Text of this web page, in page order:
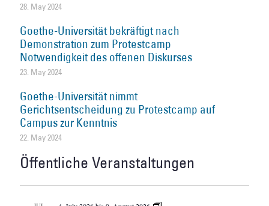
28. May 2024
Goethe-Universität bekräftigt nach
Demonstration zum Protestcamp
Notwendigkeit des offenen Diskurses
23. May 2024
Goethe-Universität nimmt
Gerichtsentscheidung zu Protestcamp auf
Campus zur Kenntnis
22. May 2024
Öffentliche Veranstaltungen